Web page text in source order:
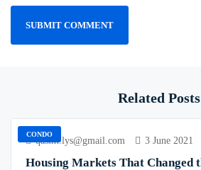
Related Posts
CONDO
qasim.lys@gmail.com 3 June 2021
Housing Markets That Changed